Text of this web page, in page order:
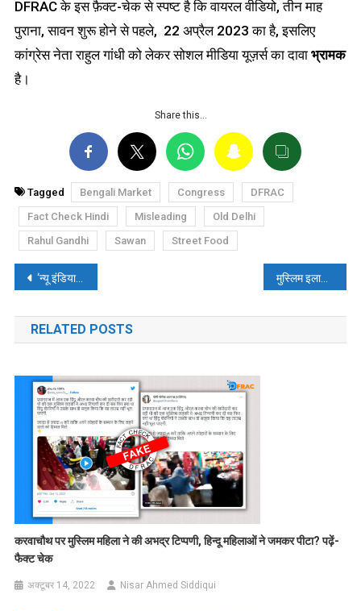
DFRAC के इस फ़ैक्ट-चेक से स्पष्ट है कि वायरल वीडियो, तीन माह
पुराना, सावन शुरू होने से पहले, 22 अप्रैल 2023 का है, इसलिए
कांग्रेस नेता राहुल गांधी को लेकर सोशल मीडिया यूज़र्स का दावा भ्रामक
है।
Share this…
Tagged Bengali Market Congress
DFRAC
Fact Check Hindi
Misleading
Old Delhi
Rahul Gandhi
Sawan Street Food
पोस्ट
नेविगेशन
‘न्यू इंडिया’ और ‘उसकी पुरानी असमानता’ के दावे के साथ वायरल वीडियो की जानें, सच्चाई मुस्लिम इलाके में भगवा गमछा डालकर गए एक हिन्दू युवक को मुस्लिमों ने धक्का मारकर भगाया! जानें वायरल वीडियो की सच्चाई
RELATED POSTS
करवाचौथ पर मुस्लिम महिला ने की अभद्र टिप्पणी, हिन्दू महिलाओं ने जमकर पीटा? पढ़ें-
फैक्ट चेक
अक्टूबर 14, 2022 Nisar Ahmed Siddiqui